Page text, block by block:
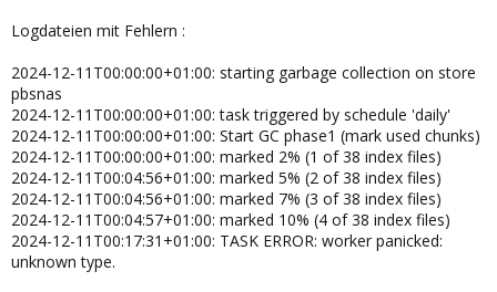
Logdateien mit Fehlern :
2024-12-11T00:00:00+01:00: starting garbage collection on store
pbsnas
2024-12-11T00:00:00+01:00: task triggered by schedule 'daily'
2024-12-11T00:00:00+01:00: Start GC phase1 (mark used chunks)
2024-12-11T00:00:00+01:00: marked 2% (1 of 38 index files)
2024-12-11T00:04:56+01:00: marked 5% (2 of 38 index files)
2024-12-11T00:04:56+01:00: marked 7% (3 of 38 index files)
2024-12-11T00:04:57+01:00: marked 10% (4 of 38 index files)
2024-12-11T00:17:31+01:00: TASK ERROR: worker panicked:
unknown type.